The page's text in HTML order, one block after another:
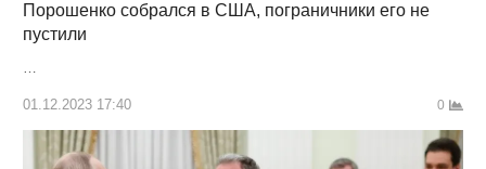
Порошенко собрался в США, пограничники его не
пустили
…
01.12.2023 17:40 0